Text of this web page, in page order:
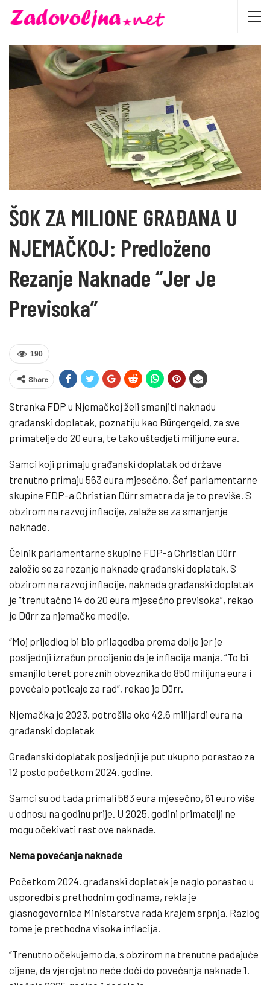
Š0K ZA MILIONE GRAĐANA U
NJEMAČKOJ: Predloženo
Rezanje Naknade “jer Je
Previsoka”
190
Share
Stranka FDP u Njemačkoj želi smanjiti naknadu
građanski doplatak, poznatiju kao Bürgergeld, za sve
primatelje do 20 eura, te tako uštedjeti milijune eura.
Samci koji primaju građanski doplatak od države
trenutno primaju 563 eura mjesečno. Šef parlamentarne
skupine FDP-a Christian Dürr smatra da je to previše. S
obzirom na razvoj inflacije, zalaže se za smanjenje
naknade.
Čelnik parlamentarne skupine FDP-a Christian Dürr
založio se za rezanje naknade građanski doplatak. S
obzirom na razvoj inflacije, naknada građanski doplatak
je “trenutačno 14 do 20 eura mjesečno previsoka”, rekao
je Dürr za njemačke medije.
“Moj prijedlog bi bio prilagodba prema dolje jer je
posljednji izračun procijenio da je inflacija manja. “To bi
smanjilo teret poreznih obveznika do 850 milijuna eura i
povećalo poticaje za rad”, rekao je Dürr.
Njemačka je 2023. potrošila oko 42,6 milijardi eura na
građanski doplatak
Građanski doplatak posljednji je put ukupno porastao za
12 posto početkom 2024. godine.
Samci su od tada primali 563 eura mjesečno, 61 euro više
u odnosu na godinu prije. U 2025. godini primatelji ne
mogu očekivati rast ove naknade.
Nema povećanja naknade
Početkom 2024. građanski doplatak je naglo porastao u
usporedbi s prethodnim godinama, rekla je
glasnogovornica Ministarstva rada krajem srpnja. Razlog
tome je prethodna visoka inflacija.
“Trenutno očekujemo da, s obzirom na trenutne padajuće
cijene, da vjerojatno neće doći do povećanja naknade 1.